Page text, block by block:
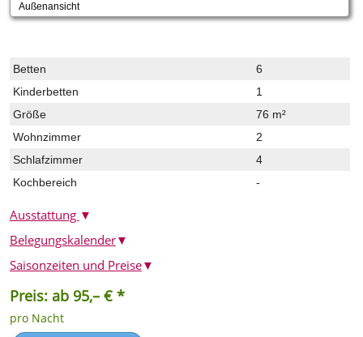
Außenansicht
Betten
6
Kinderbetten
1
Größe
76 m²
Wohnzimmer
2
Schlafzimmer
4
Kochbereich
-
Ausstattung ▼
Preis: ab 95,– € *
pro Nacht
Belegungskalender▼
Saisonzeiten und Preise▼